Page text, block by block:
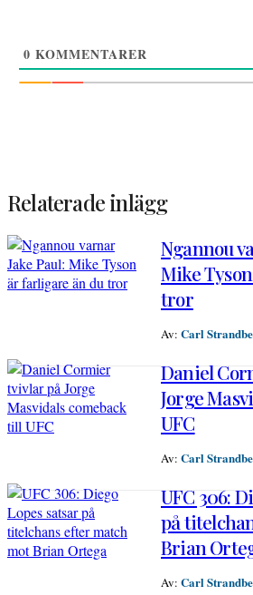
0 KOMMENTARER
Relaterade inlägg
Ngannou
Mike
tror
Av: Carl
Daniel
Jorge
UFC
Av: Carl
UFC 306:
på
Brian
Av: Carl